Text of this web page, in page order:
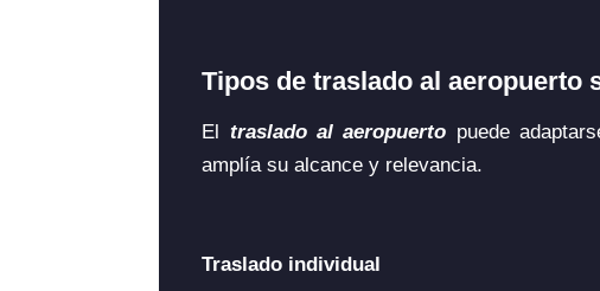
Tipos de traslado al aeropuerto
El traslado al aeropuerto puede
amplía su alcance y relevancia.
Traslado individual